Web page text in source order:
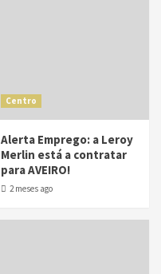
Centro
Alerta Emprego: a Leroy
Merlin está a contratar
para AVEIRO!
2 meses ago